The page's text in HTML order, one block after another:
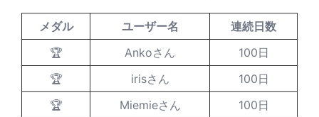
メダル ユーザー名
連続日数
🏆
Ankoさん
100日
🏆
irisさん
100日
🏆
Miemieさん
100日